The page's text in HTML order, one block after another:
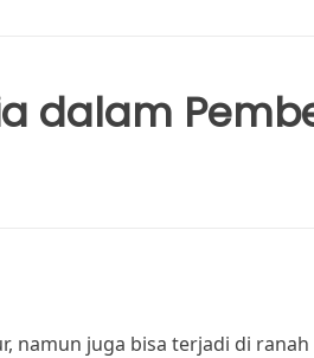
dalam
namun juga bisa terjadi di ranah